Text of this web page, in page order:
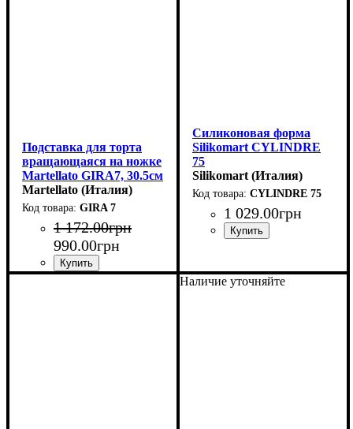
Подставка для торта
вращающаяся на ножке
Martellato GIRA7, 30.5см
Martellato (Италия)
GIRA 7
1 172.00грн
990.00грн
Силиконовая форма
Silikomart CYLINDRE
75
(130x27мм,h27мм,75мл)
Silikomart (Италия)
CYLINDRE 75
1 029.00грн
Наличие уточняйте